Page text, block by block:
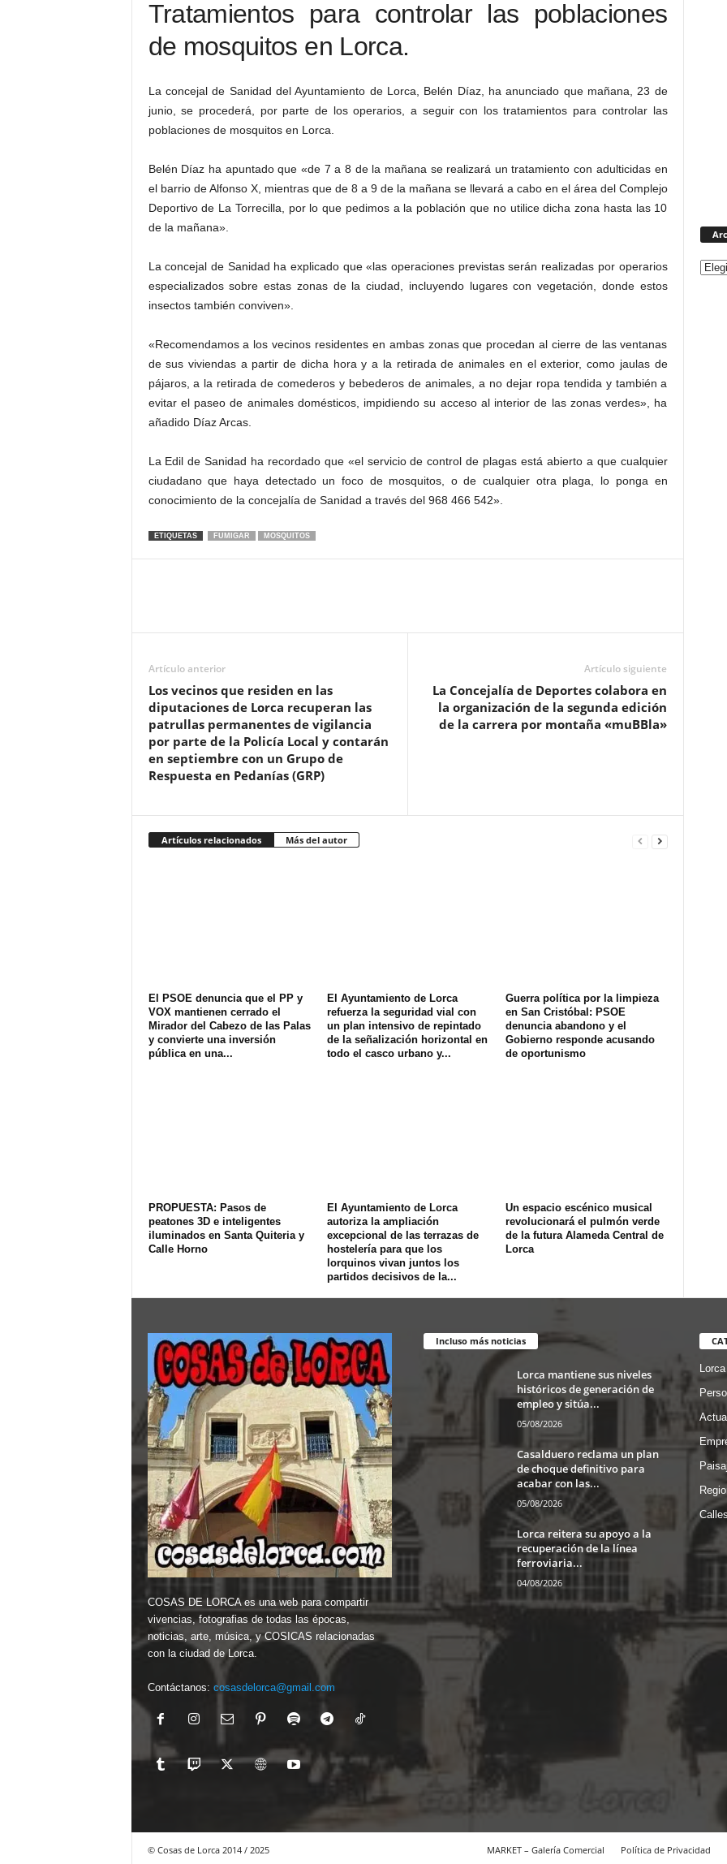
Tratamientos para controlar las poblaciones
de mosquitos en Lorca.
La concejal de Sanidad del Ayuntamiento de Lorca, Belén Díaz, ha anunciado que mañana, 23 de
junio, se procederá, por parte de los operarios, a seguir con los tratamientos para controlar las
poblaciones de mosquitos en Lorca.
Belén Díaz ha apuntado que «de 7 a 8 de la mañana se realizará un tratamiento con adulticidas en
el barrio de Alfonso X, mientras que de 8 a 9 de la mañana se llevará a cabo en el área del Complejo
Deportivo de La Torrecilla, por lo que pedimos a la población que no utilice dicha zona hasta las 10
de la mañana».
La concejal de Sanidad ha explicado que «las operaciones previstas serán realizadas por operarios
especializados sobre estas zonas de la ciudad, incluyendo lugares con vegetación, donde estos
insectos también conviven».
«Recomendamos a los vecinos residentes en ambas zonas que procedan al cierre de las ventanas
de sus viviendas a partir de dicha hora y a la retirada de animales en el exterior, como jaulas de
pájaros, a la retirada de comederos y bebederos de animales, a no dejar ropa tendida y también a
evitar el paseo de animales domésticos, impidiendo su acceso al interior de las zonas verdes», ha
añadido Díaz Arcas.
La Edil de Sanidad ha recordado que «el servicio de control de plagas está abierto a que cualquier
ciudadano que haya detectado un foco de mosquitos, o de cualquier otra plaga, lo ponga en
conocimiento de la concejalía de Sanidad a través del 968 466 542».
ETIQUETAS FUMIGAR MOSQUITOS
Artículo anterior
Los vecinos que residen en las
diputaciones de Lorca recuperan las
patrullas permanentes de vigilancia
por parte de la Policía Local y contarán
en septiembre con un Grupo de
Respuesta en Pedanías (GRP)
Artículo siguiente
La Concejalía de Deportes colabora en
la organización de la segunda edición
de la carrera por montaña «muBBla»
Artículos relacionados Más del autor
El PSOE denuncia que el PP y
VOX mantienen cerrado el
Mirador del Cabezo de las Palas
y convierte una inversión
pública en una...
El Ayuntamiento de Lorca
refuerza la seguridad vial con
un plan intensivo de repintado
de la señalización horizontal en
todo el casco urbano y...
Guerra política por la limpieza
en San Cristóbal: PSOE
denuncia abandono y el
Gobierno responde acusando
de oportunismo
PROPUESTA: Pasos de
peatones 3D e inteligentes
iluminados en Santa Quiteria y
Calle Horno
El Ayuntamiento de Lorca
autoriza la ampliación
excepcional de las terrazas de
hostelería para que los
lorquinos vivan juntos los
partidos decisivos de la...
Un espacio escénico musical
revolucionará el pulmón verde
de la futura Alameda Central de
Lorca
COSAS DE LORCA es una web para compartir
vivencias, fotografias de todas las épocas,
noticias, arte, música, y COSICAS relacionadas
con la ciudad de Lorca.
Contáctanos: cosasdelorca@gmail.com
Incluso más noticias
Lorca mantiene sus niveles
históricos de generación de
empleo y sitúa...
05/08/2026
Casalduero reclama un plan
de choque definitivo para
acabar con las...
05/08/2026
Lorca reitera su apoyo a la
recuperación de la línea
ferroviaria...
04/08/2026
Lorca
MARKET – Galería Comercial Política de Privacidad
© Cosas de Lorca 2014 / 2025